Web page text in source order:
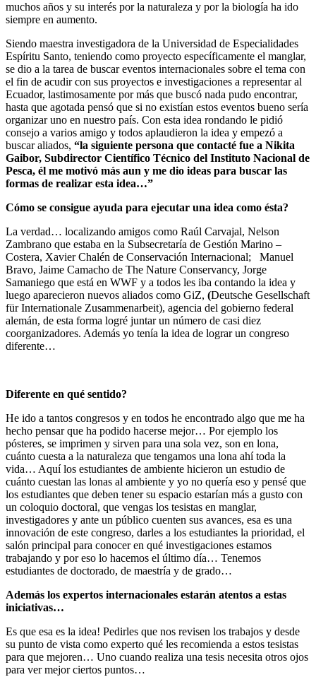
muchos años y su interés por la naturaleza y por la biología ha ido
siempre en aumento.
Siendo maestra investigadora de la Universidad de Especialidades
Espíritu Santo, teniendo como proyecto específicamente el manglar,
se dio a la tarea de buscar eventos internacionales sobre el tema con
el fin de acudir con sus proyectos e investigaciones a representar al
Ecuador, lastimosamente por más que buscó nada pudo encontrar,
hasta que agotada pensó que si no existían estos eventos bueno sería
organizar uno en nuestro país. Con esta idea rondando le pidió
consejo a varios amigo y todos aplaudieron la idea y empezó a
buscar aliados, “la siguiente persona que contacté fue a Nikita
Gaibor, Subdirector Científico Técnico del Instituto Nacional de
Pesca, él me motivó más aun y me dio ideas para buscar las
formas de realizar esta idea…”
Cómo se consigue ayuda para ejecutar una idea como ésta?
La verdad… localizando amigos como Raúl Carvajal, Nelson
Zambrano que estaba en la Subsecretaría de Gestión Marino –
Costera, Xavier Chalén de Conservación Internacional; Manuel
Bravo, Jaime Camacho de The Nature Conservancy, Jorge
Samaniego que está en WWF y a todos les iba contando la idea y
luego aparecieron nuevos aliados como GiZ, (Deutsche Gesellschaft
für Internationale Zusammenarbeit), agencia del gobierno federal
alemán, de esta forma logré juntar un número de casi diez
coorganizadores. Además yo tenía la idea de lograr un congreso
diferente…
Diferente en qué sentido?
He ido a tantos congresos y en todos he encontrado algo que me ha
hecho pensar que ha podido hacerse mejor… Por ejemplo los
pósteres, se imprimen y sirven para una sola vez, son en lona,
cuánto cuesta a la naturaleza que tengamos una lona ahí toda la
vida… Aquí los estudiantes de ambiente hicieron un estudio de
cuánto cuestan las lonas al ambiente y yo no quería eso y pensé que
los estudiantes que deben tener su espacio estarían más a gusto con
un coloquio doctoral, que vengas los tesistas en manglar,
investigadores y ante un público cuenten sus avances, esa es una
innovación de este congreso, darles a los estudiantes la prioridad, el
salón principal para conocer en qué investigaciones estamos
trabajando y por eso lo hacemos el último día… Tenemos
estudiantes de doctorado, de maestría y de grado…
Además los expertos internacionales estarán atentos a estas
iniciativas…
Es que esa es la idea! Pedirles que nos revisen los trabajos y desde
su punto de vista como experto qué les recomienda a estos tesistas
para que mejoren… Uno cuando realiza una tesis necesita otros ojos
para ver mejor ciertos puntos…